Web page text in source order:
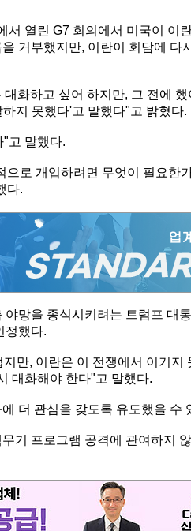
서 열린 G7 회의에서 미국이 이
거부했지만, 이란이 회담에 다
화하고 싶어 하지만, 그 전에
지 못했다'고 말했다"고 밝혔다.
"고 말했다.
으로 개입하려면 무엇이 필요한
다.
망을 종식시키려는 트럼프 대
정했다.
만, 이란은 이 전쟁에서 이기
대화해야 한다"고 말했다.
더 관심을 갖도록 유도했을 수
기 프로그램 공격에 관여하지